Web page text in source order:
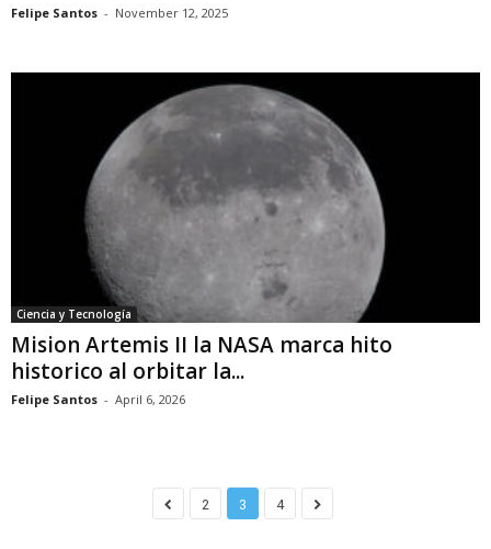
Felipe Santos - November 12, 2025
Ciencia y Tecnología
Mision Artemis II la NASA marca hito
historico al orbitar la...
Felipe Santos - April 6, 2026
2 3 4